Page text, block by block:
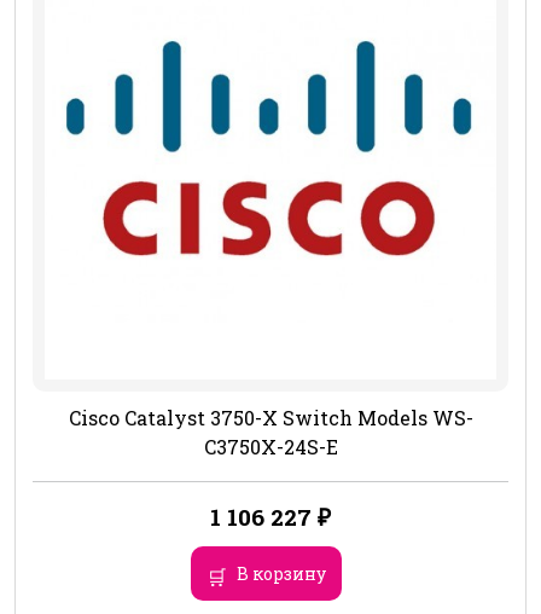
Cisco Catalyst 3750-X Switch Models WS-
C3750X-24S-E
1 106 227 ₽
В корзину